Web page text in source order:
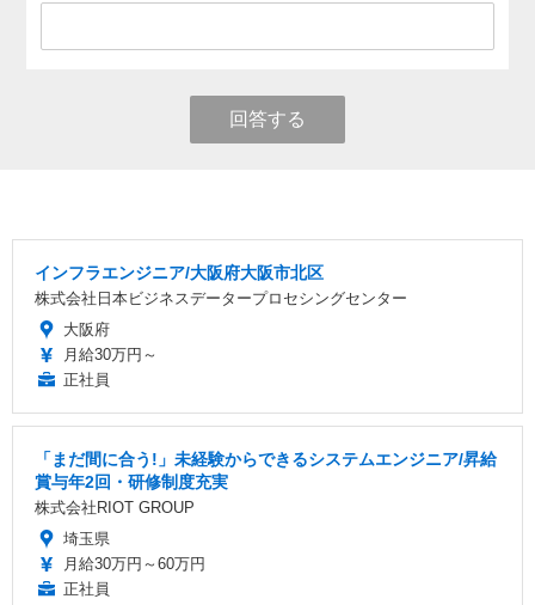
回答する
インフラエンジニア/大阪府大阪市北区
株式会社日本ビジネスデータープロセシングセンター
大阪府
月給30万円～
正社員
「まだ間に合う!」未経験からできるシステムエンジニア/昇給
賞与年2回・研修制度充実
株式会社RIOT GROUP
埼玉県
月給30万円～60万円
正社員